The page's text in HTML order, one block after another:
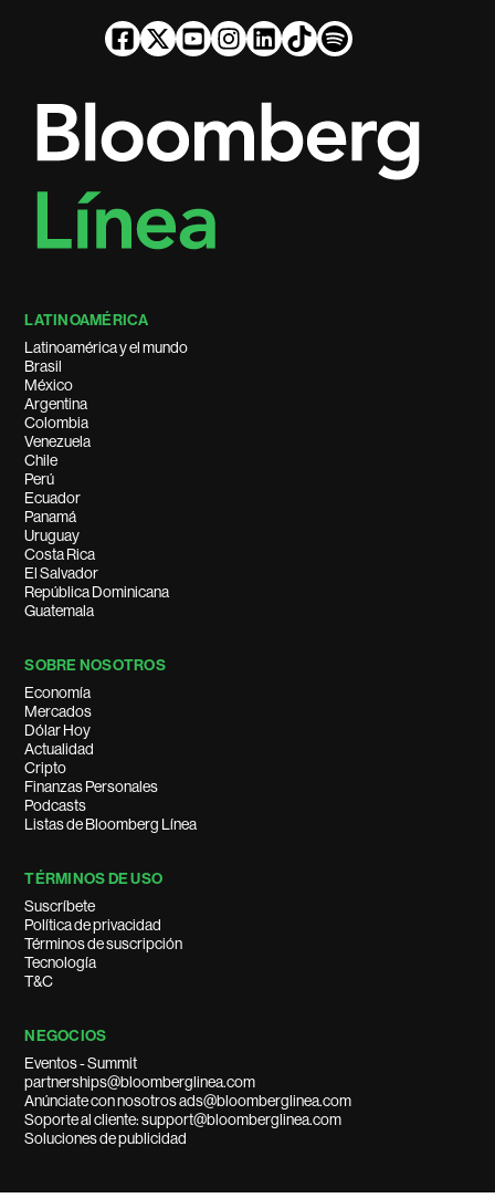
LATINOAMÉRICA
Latinoamérica y el mundo
Brasil
México
Argentina
Colombia
Venezuela
Chile
Perú
Ecuador
Panamá
Uruguay
Costa Rica
El Salvador
República Dominicana
Guatemala
SOBRE NOSOTROS
Economía
Mercados
Dólar Hoy
Actualidad
Cripto
Finanzas Personales
Podcasts
Listas de Bloomberg Línea
TÉRMINOS DE USO
Suscríbete
Política de privacidad
Términos de suscripción
Tecnología
T&C
NEGOCIOS
Eventos - Summit
partnerships@bloomberglinea.com
Anúnciate con nosotros ads@bloomberglinea.com
Soporte al cliente: support@bloomberglinea.com
Soluciones de publicidad